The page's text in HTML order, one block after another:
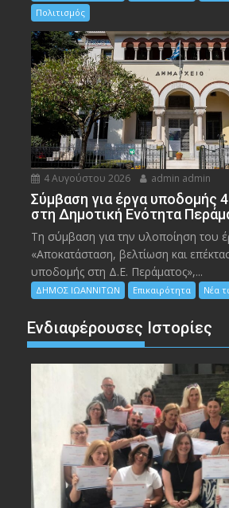
Πολιτισμός
4 Αυγούστου 2026 admin admin
Σύμβαση για έργα υποδομής
στη Δημοτική Ενότητα
Τη σύμβαση για την υλοποίηση του
«Αποκατάσταση, βελτίωση και
υποδομής στη Δ.Ε. Περάματος»,...
ΔΗΜΟΣ ΙΩΑΝΝΙΤΩΝ Επικαιρότητα Νέα
Ενδιαφέρουσες Ιστορίες